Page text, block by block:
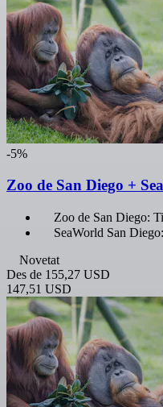
-5%
Zoo de San Diego +
Zoo de San Diego:
SeaWorld San
Novetat
Des de 155,27 USD
147,51 USD